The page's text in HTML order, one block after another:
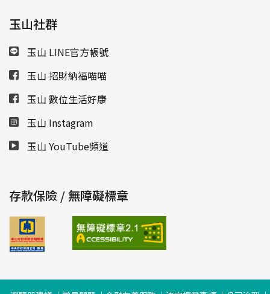
玉山社群
玉山 LINE官方帳號
玉山 招財納福喵喵
玉山 數位生活好康
玉山 Instagram
玉山 YouTube頻道
存款保險 / 無障礙標章